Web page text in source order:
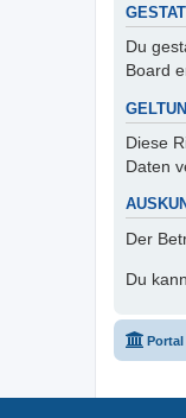
Du
Board
Diese
Daten
Der
Du
Portal